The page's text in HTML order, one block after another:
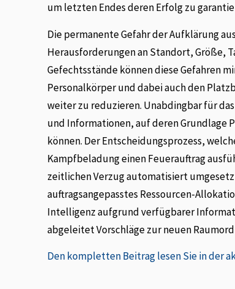
um letzten Endes deren Erfolg zu
Die permanente Gefahr der Aufklärung
Herausforderungen an Standort, Größe,
Gefechtsstände können diese Gefahren
Personalkörper und dabei auch den
weiter zu reduzieren. Unabdingbar für
und Informationen, auf deren Grundlage
können. Der Entscheidungsprozess,
Kampfbeladung einen Feuerauftrag
zeitlichen Verzug automatisiert
auftragsangepasstes Ressourcen-
Intelligenz aufgrund verfügbarer
abgeleitet Vorschläge zur neuen
Den kompletten Beitrag lesen Sie in der